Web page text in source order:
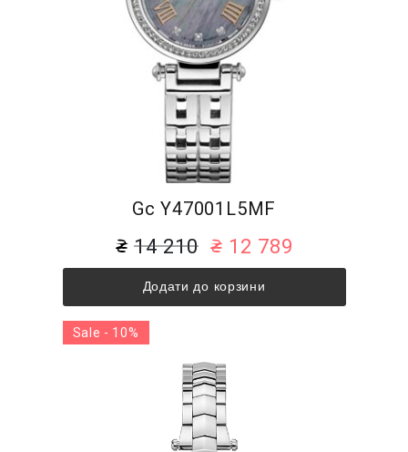
Gc Y47001L5MF
14 210 12 789
Додати до корзини
Sale - 10%